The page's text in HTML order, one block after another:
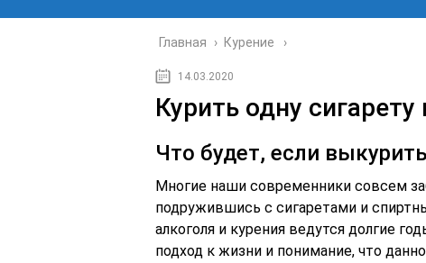
Главная › Курение
14.03.2020
Курить одну сигарету
Что будет, если
Многие наши современники совсем
подружившись с сигаретами и
алкоголя и курения ведутся долгие
подход к жизни и понимание, что